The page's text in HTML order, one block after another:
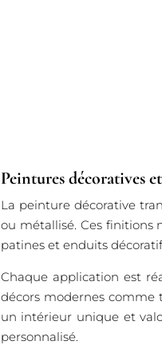
Peintures décoratives
La peinture décorative
ou métallisé. Ces finitions
patines et enduits
Chaque application est
décors modernes comme
un intérieur unique et
personnalisé.